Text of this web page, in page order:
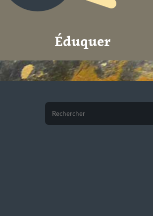
Éduquer